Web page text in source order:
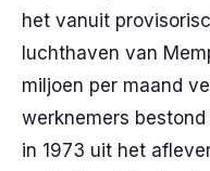
het vanuit
luchthaven van
miljoen per maand
werknemers
in 1973 uit het